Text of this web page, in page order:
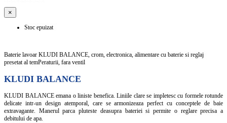
×
Stoc epuizat
Baterie lavoar KLUDI BALANCE, crom, electronica, alimentare cu baterie si reglaj
presetat al temPeraturii, fara ventil
KLUDI BALANCE
KLUDI BALANCE emana o liniste benefica. Liniile clare se impletesc cu formele rotunde
delicate intr-un design atemporal, care se armonizeaza perfect cu conceptele de baie
extravagante. Manerul parca pluteste deasupra bateriei si permite o reglare precisa a
debitului de apa.